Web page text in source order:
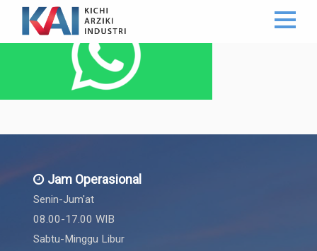
Jam Operasional
Senin-Jum'at
08.00-17.00 WIB
Sabtu-Minggu Libur